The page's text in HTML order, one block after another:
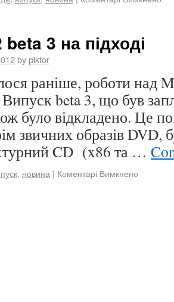
3 на підході
bypiktor
раніше, роботи над
Випуск beta 3, що був
було відкладено. Це
звичних образів DVD,
CD (x86 та …
, новина | Коментарі Вимкнено